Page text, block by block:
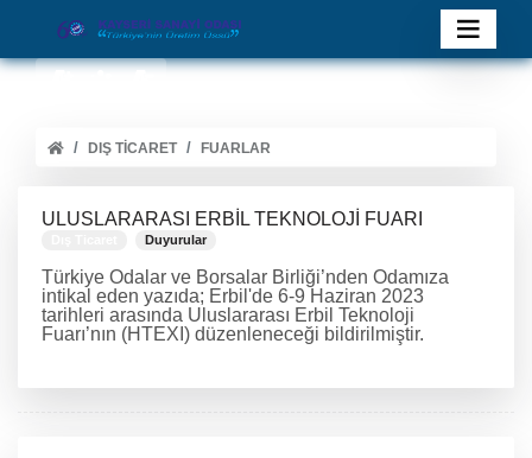
DIŞ TICARET FUARLAR
ULUSLARARASI ERBİL TEKNOLOJİ FUARI
Duyurular
Türkiye Odalar ve Borsalar Birliği’nden Odamıza
intikal eden yazıda; Erbil'de 6-9 Haziran 2023
tarihleri arasında Uluslararası Erbil Teknoloji
Fuarı’nın (HTEXI) düzenleneceği bildirilmiştir.